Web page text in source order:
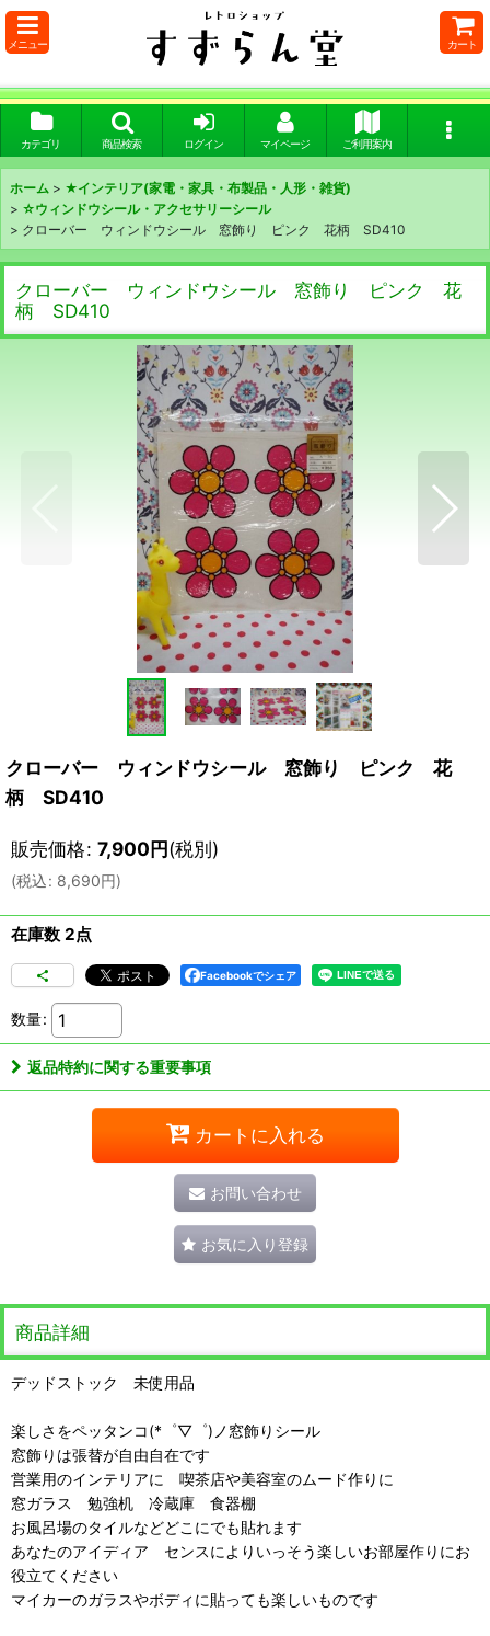
メニュー カート
カテゴリ 商品検索 ログイン マイページ ご利用案内
ホーム > ★インテリア(家電・家具・布製品・人形・雑貨)
> ☆ウィンドウシール・アクセサリーシール
> クローバー ウィンドウシール 窓飾り ピンク 花柄 SD410
クローバー ウィンドウシール 窓飾り ピンク 花
柄 SD410
クローバー ウィンドウシール 窓飾り ピンク 花
柄 SD410
販売価格: 7,900円(税別)
(税込: 8,690円)
在庫数 2点
Facebookでシェア
数量:
返品特約に関する重要事項
カートに入れる
お問い合わせ
お気に入り登録
商品詳細
デッドストック 未使用品
楽しさをペッタンコ(*゜▽゜)ノ窓飾りシール
窓飾りは張替が自由自在です
営業用のインテリアに 喫茶店や美容室のムード作りに
窓ガラス 勉強机 冷蔵庫 食器棚
お風呂場のタイルなどどこにでも貼れます
あなたのアイディア センスによりいっそう楽しいお部屋作りにお
役立てください
マイカーのガラスやボディに貼っても楽しいものです